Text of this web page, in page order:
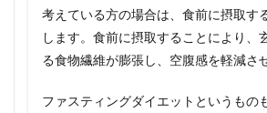
考えている方の場合は、食前に摂取す
します。食前に摂取することにより、
る食物繊維が膨張し、空腹感を軽減さ
ファスティングダイエットというもの